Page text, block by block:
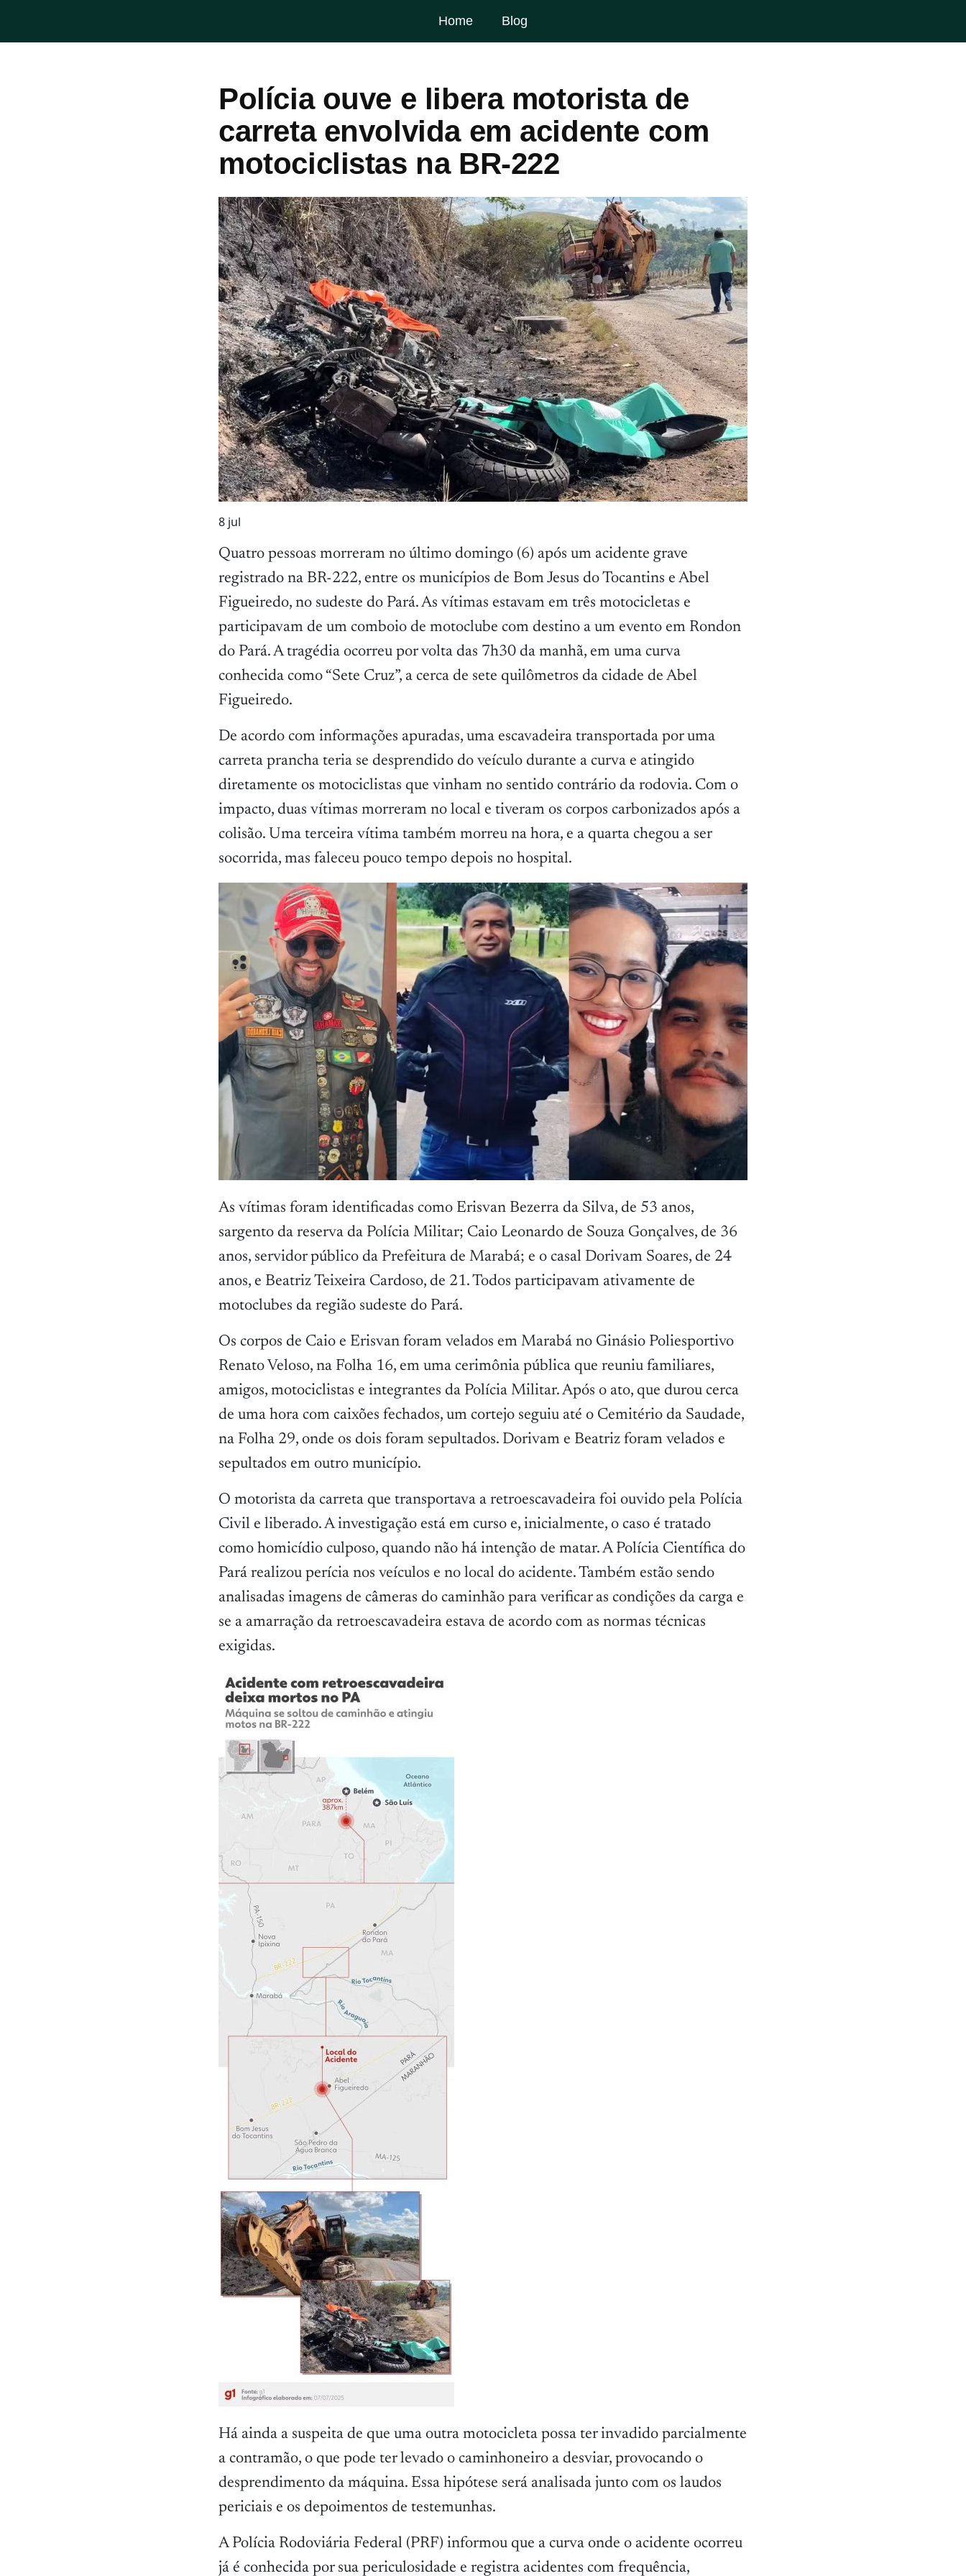
Home Blog
Polícia ouve e libera motorista de
carreta envolvida em acidente com
motociclistas na BR-222
8 jul
Quatro pessoas morreram no último domingo (6) após um acidente grave
registrado na BR-222, entre os municípios de Bom Jesus do Tocantins e Abel
Figueiredo, no sudeste do Pará. As vítimas estavam em três motocicletas e
participavam de um comboio de motoclube com destino a um evento em Rondon
do Pará. A tragédia ocorreu por volta das 7h30 da manhã, em uma curva
conhecida como “Sete Cruz”, a cerca de sete quilômetros da cidade de Abel
Figueiredo.
De acordo com informações apuradas, uma escavadeira transportada por uma
carreta prancha teria se desprendido do veículo durante a curva e atingido
diretamente os motociclistas que vinham no sentido contrário da rodovia. Com o
impacto, duas vítimas morreram no local e tiveram os corpos carbonizados após a
colisão. Uma terceira vítima também morreu na hora, e a quarta chegou a ser
socorrida, mas faleceu pouco tempo depois no hospital.
As vítimas foram identificadas como Erisvan Bezerra da Silva, de 53 anos,
sargento da reserva da Polícia Militar; Caio Leonardo de Souza Gonçalves, de 36
anos, servidor público da Prefeitura de Marabá; e o casal Dorivam Soares, de 24
anos, e Beatriz Teixeira Cardoso, de 21. Todos participavam ativamente de
motoclubes da região sudeste do Pará.
Os corpos de Caio e Erisvan foram velados em Marabá no Ginásio Poliesportivo
Renato Veloso, na Folha 16, em uma cerimônia pública que reuniu familiares,
amigos, motociclistas e integrantes da Polícia Militar. Após o ato, que durou cerca
de uma hora com caixões fechados, um cortejo seguiu até o Cemitério da Saudade,
na Folha 29, onde os dois foram sepultados. Dorivam e Beatriz foram velados e
sepultados em outro município.
O motorista da carreta que transportava a retroescavadeira foi ouvido pela Polícia
Civil e liberado. A investigação está em curso e, inicialmente, o caso é tratado
como homicídio culposo, quando não há intenção de matar. A Polícia Científica do
Pará realizou perícia nos veículos e no local do acidente. Também estão sendo
analisadas imagens de câmeras do caminhão para verificar as condições da carga e
se a amarração da retroescavadeira estava de acordo com as normas técnicas
exigidas.
Há ainda a suspeita de que uma outra motocicleta possa ter invadido parcialmente
a contramão, o que pode ter levado o caminhoneiro a desviar, provocando o
desprendimento da máquina. Essa hipótese será analisada junto com os laudos
periciais e os depoimentos de testemunhas.
A Polícia Rodoviária Federal (PRF) informou que a curva onde o acidente ocorreu
já é conhecida por sua periculosidade e registra acidentes com frequência,